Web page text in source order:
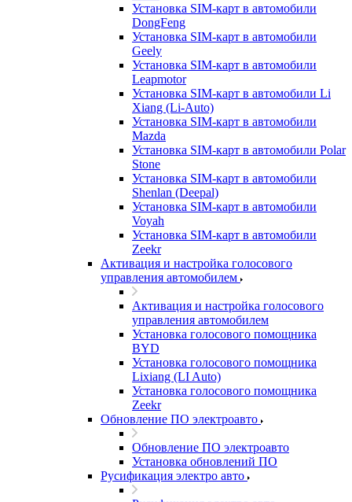
Установка SIM-карт в автомобили
DongFeng
Установка SIM-карт в автомобили
Geely
Установка SIM-карт в автомобили
Leapmotor
Установка SIM-карт в автомобили Li
Xiang (Li-Auto)
Установка SIM-карт в автомобили
Mazda
Установка SIM-карт в автомобили Polar
Stone
Установка SIM-карт в автомобили
Shenlan (Deepal)
Установка SIM-карт в автомобили
Voyah
Установка SIM-карт в автомобили
Zeekr
Активация и настройка голосового
управления автомобилем
Активация и настройка голосового
управления автомобилем
Установка голосового помощника
BYD
Установка голосового помощника
Lixiang (LI Auto)
Установка голосового помощника
Zeekr
Обновление ПО электроавто
Обновление ПО электроавто
Установка обновлений ПО
Русификация электро авто